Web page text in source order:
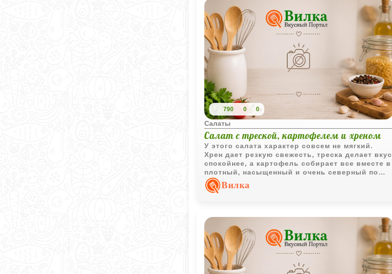
790 0 0
Салаты
Салат с треской, картофелем и хреном
У этого салата характер совсем не мягкий.
Хрен дает резкую свежесть, треска делает вкус
спокойнее, а картофель собирает все вместе в
плотный, насыщенный и очень северный по
настроению салат.
Вилка